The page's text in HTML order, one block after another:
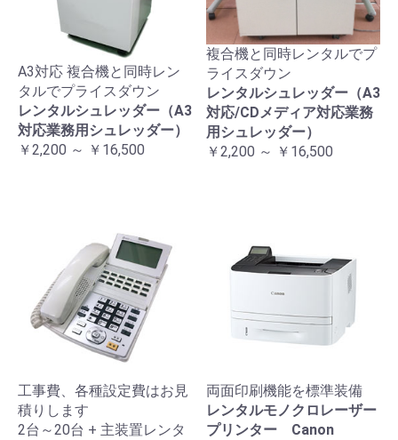
A3対応 複合機と同時レン
タルでプライスダウン
レンタルシュレッダー（A3
対応業務用シュレッダー）
￥2,200 ～ ￥16,500
複合機と同時レンタルでプ
ライスダウン
レンタルシュレッダー（A3
対応/CDメディア対応業務
用シュレッダー）
￥2,200 ～ ￥16,500
工事費、各種設定費はお見
積りします
2台～20台 + 主装置レンタ
両面印刷機能を標準装備
レンタルモノクロレーザー
プリンター Canon